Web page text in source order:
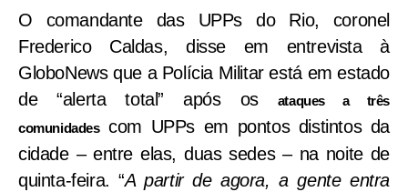
O comandante das UPPs do Rio, coronel
Frederico Caldas, disse em entrevista à
GloboNews que a Polícia Militar está em estado
de “alerta total” após os
ataques a três
comunidades com UPPs em pontos distintos da
cidade – entre elas, duas sedes – na noite de
quinta-feira. “A partir de agora, a gente entra